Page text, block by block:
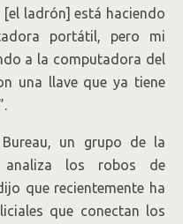
ladrón] está haciendo
portátil, pero mi
a la computadora del
una llave que ya tiene
un grupo de la
analiza los robos de
que recientemente ha
que conectan los